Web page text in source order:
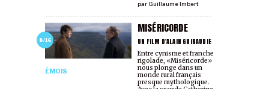
par Guillaume Imbert
8/16
MISÉRICORDE
UN FILM D'ALAIN GUIRAUDIE
ÉMOIS
Entre cynisme et franche
rigolade, «Miséricorde»
nous plonge dans un
monde rural français
presque mythologique.